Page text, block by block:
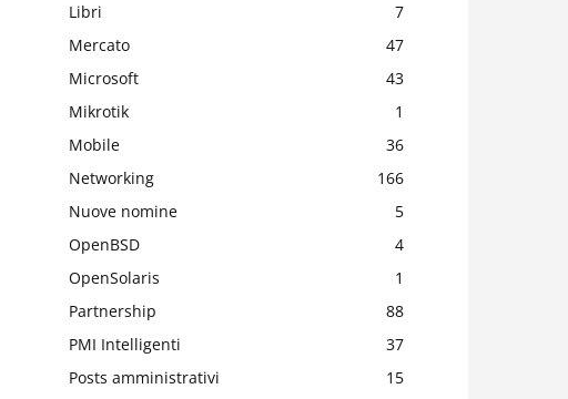
Libri
7
Mercato
47
Microsoft
43
Mikrotik
1
Mobile
36
Networking
166
Nuove nomine
5
OpenBSD
4
OpenSolaris
1
Partnership
88
PMI Intelligenti
37
Posts amministrativi
15